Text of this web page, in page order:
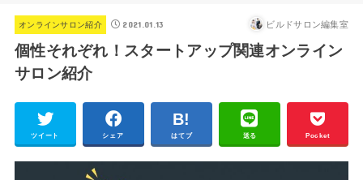
オンラインサロン紹介 2021.01.13 ビルドサロン編集室
個性それぞれ！スタートアップ関連オンライン
サロン紹介
ツイート シェア はてブ 送る Pocket